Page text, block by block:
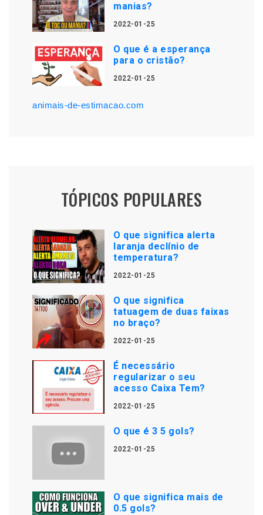
manias?
2022-01-25
O que é a esperança
para o cristão?
2022-01-25
animais-de-estimacao.com
TÓPICOS POPULARES
O que significa alerta
laranja declínio de
temperatura?
2022-01-25
O que significa
tatuagem de duas faixas
no braço?
2022-01-25
É necessário
regularizar o seu
acesso Caixa Tem?
2022-01-25
O que é 3 5 gols?
2022-01-25
O que significa mais de
0.5 gols?